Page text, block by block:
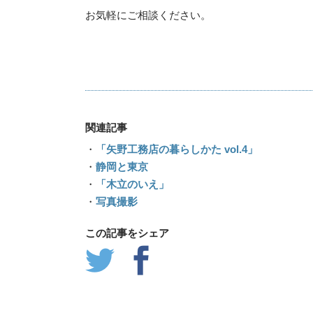
お気軽にご相談ください。
関連記事
・
「矢野工務店の暮らしかた vol.4」
・ 静岡と東京
・
「木立のいえ」
・ 写真撮影
この記事をシェア